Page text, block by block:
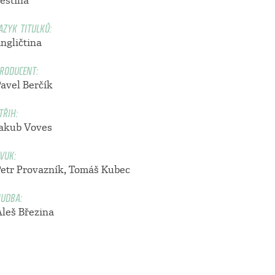
TITULKŮ:
Berčík
Voves
Provazník, Tomáš Kubec
Březina